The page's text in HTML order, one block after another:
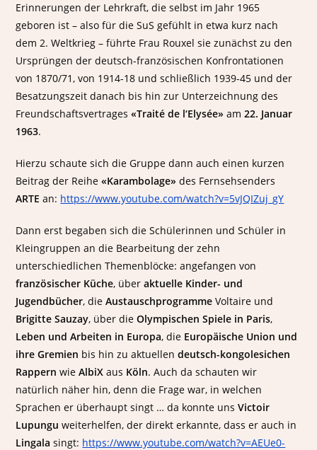
Erinnerungen der Lehrkraft, die selbst im Jahr 1965
geboren ist – also für die SuS gefühlt in etwa kurz nach
dem 2. Weltkrieg – führte Frau Rouxel sie zunächst zu den
Ursprüngen der deutsch-französischen Konfrontationen
von 1870/71, von 1914-18 und schließlich 1939-45 und der
Besatzungszeit danach bis hin zur Unterzeichnung des
Freundschaftsvertrages«Traité de l‘Elysée» am22. Januar
1963.
Hierzu schaute sich die Gruppe dann auch einen kurzen
Beitrag der Reihe«Karambolage» des Fernsehsenders
ARTE an: https://www.youtube.com/watch?v=5vJQIZuj_gY
Dann erst begaben sich die Schülerinnen und Schüler in
Kleingruppen an die Bearbeitung der zehn
unterschiedlichen Themenblöcke: angefangen von
französischer Küche, überaktuelle Kinder- und
Jugendbücher, dieAustauschprogrammeVoltaire und
Brigitte Sauzay, über dieOlympischen Spiele in Paris,
Leben und Arbeiten in Europa, die Europäische Union und
ihre Gremien bis hin zu aktuellendeutsch-kongolesichen
Rappern wieAlbiXaus Köln. Auch da schauten wir
natürlich näher hin, denn die Frage war, in welchen
Sprachen er überhaupt singt … da konnte unsVictoir
Lupungu weiterhelfen, der direkt erkannte, dass er auch in
Lingala singt: https://www.youtube.com/watch?v=AEUe0-